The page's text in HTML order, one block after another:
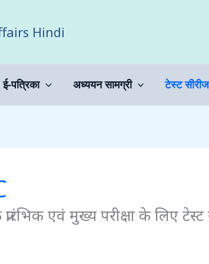
Hindi
ई-पत्रिका अध्ययन सामग्री टेस्ट सीरीज
एवं मुख्य परीक्षा के लिए टेस्ट